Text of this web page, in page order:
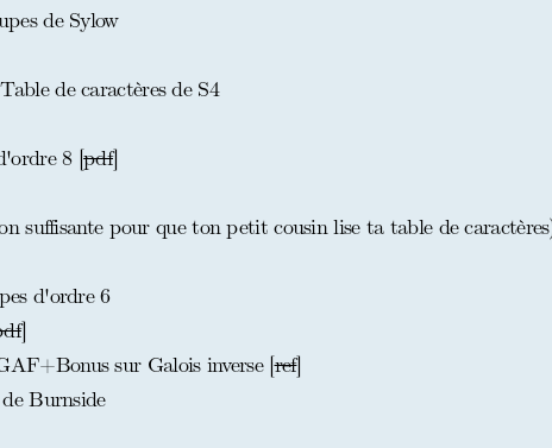
de Sylow
de caractères de S4
8 [pdf]
suffisante pour que ton petit cousin lise ta table de
d'ordre 6
]
sur Galois inverse [ref]
Burnside